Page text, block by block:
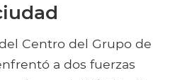
Centro del Grupo de
a dos fuerzas